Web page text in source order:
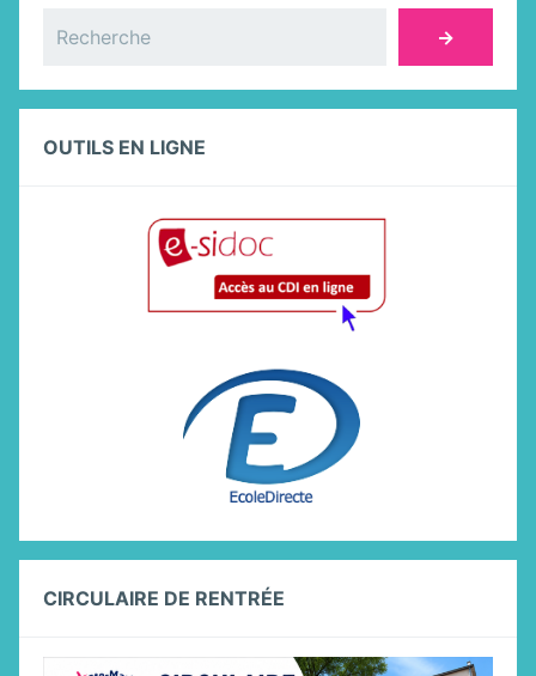
→
OUTILS EN LIGNE
CIRCULAIRE DE RENTRÉE